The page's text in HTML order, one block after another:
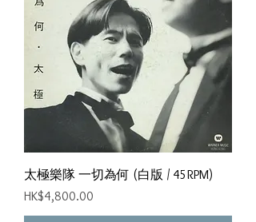
太極樂隊 一切為何 (白版 / 45RPM)
價格
HK$4,800.00